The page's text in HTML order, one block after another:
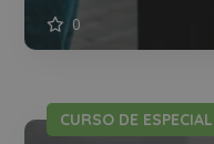
0
CURSO DE